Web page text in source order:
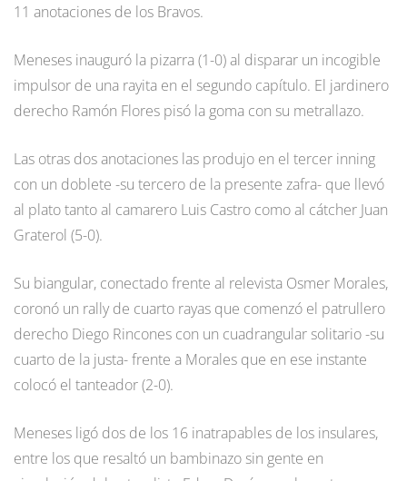
11 anotaciones de los Bravos.
Meneses inauguró la pizarra (1-0) al disparar un incogible
impulsor de una rayita en el segundo capítulo. El jardinero
derecho Ramón Flores pisó la goma con su metrallazo.
Las otras dos anotaciones las produjo en el tercer inning
con un doblete -su tercero de la presente zafra- que llevó
al plato tanto al camarero Luis Castro como al cátcher Juan
Graterol (5-0).
Su biangular, conectado frente al relevista Osmer Morales,
coronó un rally de cuarto rayas que comenzó el patrullero
derecho Diego Rincones con un cuadrangular solitario -su
cuarto de la justa- frente a Morales que en ese instante
colocó el tanteador (2-0).
Meneses ligó dos de los 16 inatrapables de los insulares,
entre los que resaltó un bambinazo sin gente en